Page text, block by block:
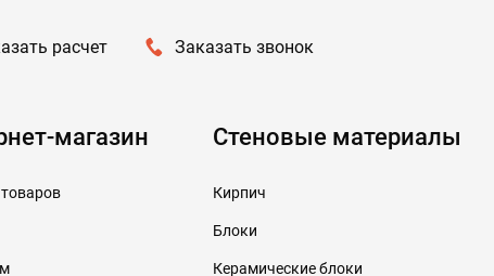
расчет Заказать звонок
магазин Стеновые материалы
Кирпич
Блоки
Керамические блоки